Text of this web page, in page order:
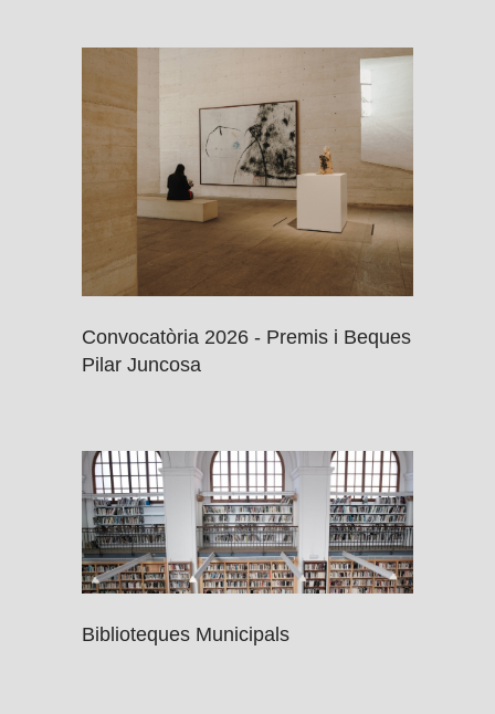
Convocatòria 2026 - Premis i Beques
Pilar Juncosa
Biblioteques Municipals